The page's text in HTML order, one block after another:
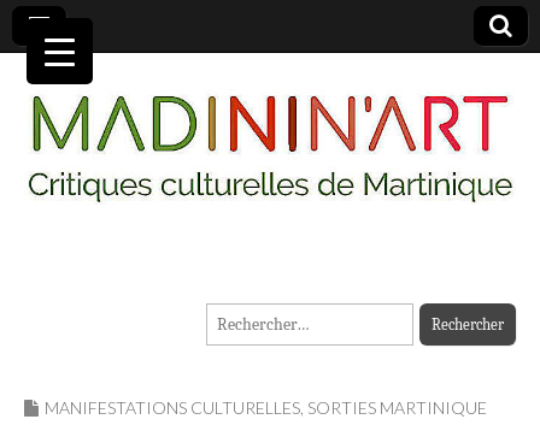
MADININ'ART
Rechercher :
MANIFESTATIONS CULTURELLES, SORTIES MARTINIQUE